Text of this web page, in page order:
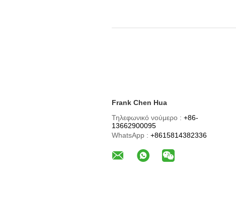
Frank Chen Hua
Τηλεφωνικό νούμερο : +86-
13662900095
WhatsApp : +8615814382336